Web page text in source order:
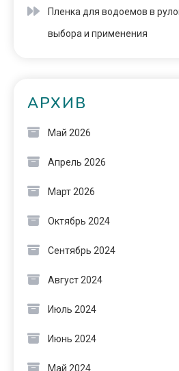
Пленка для водоемов в
выбора и применения
АРХИВ
Май 2026
Апрель 2026
Март 2026
Октябрь 2024
Сентябрь 2024
Август 2024
Июль 2024
Июнь 2024
Май 2024